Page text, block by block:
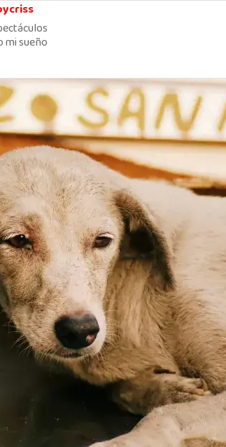
mi sueño